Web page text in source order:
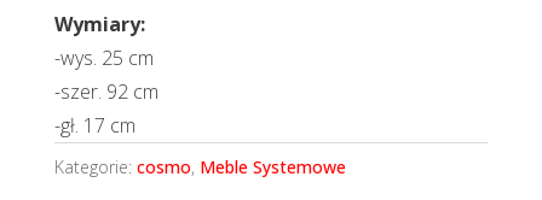
Wymiary:
-wys. 25 cm
-szer. 92 cm
-gł. 17 cm
Kategorie: cosmo, Meble Systemowe